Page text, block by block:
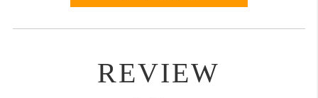
REVIEW